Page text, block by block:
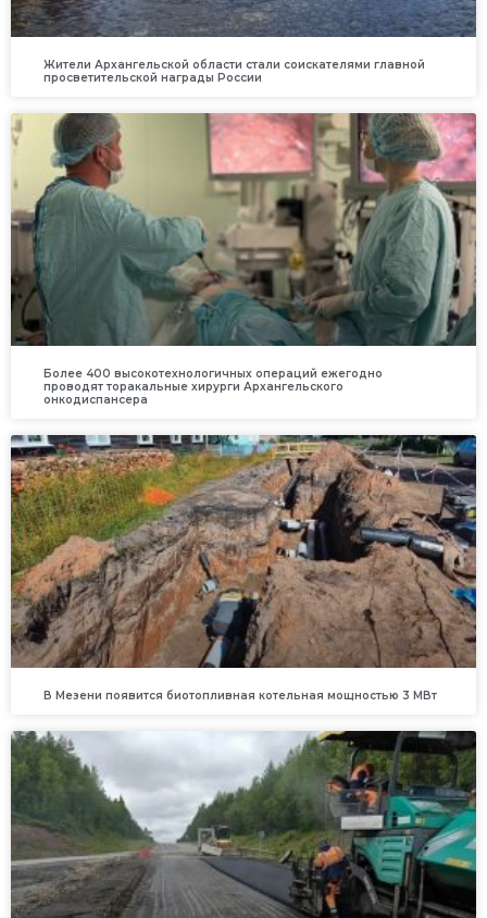
Жители Архангельской области стали соискателями главной
просветительской награды России
Более 400 высокотехнологичных операций ежегодно
проводят торакальные хирурги Архангельского
онкодиспансера
В Мезени появится биотопливная котельная мощностью 3 МВт